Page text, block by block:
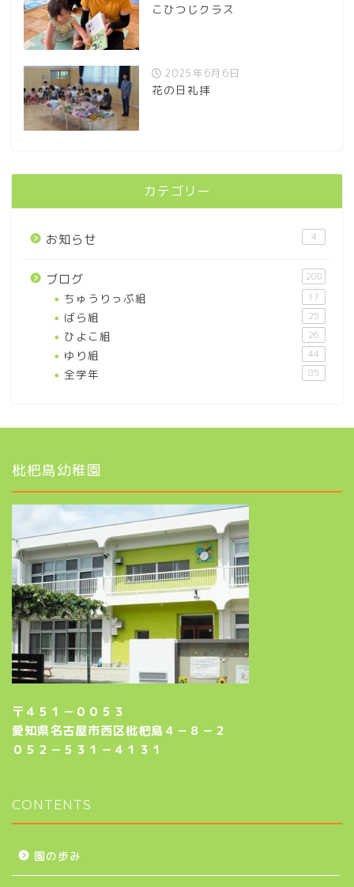
こひつじクラス
2025年6月6日
花の日礼拝
カテゴリー
お知らせ 4
ブログ 208
ちゅうりっぷ組 17
ばら組 25
ひよこ組 26
ゆり組 44
全学年 85
枇杷島幼稚園
〒４５１－００５３
愛知県名古屋市西区枇杷島４－８－２
０５２－５３１－４１３１
CONTENTS
園の歩み